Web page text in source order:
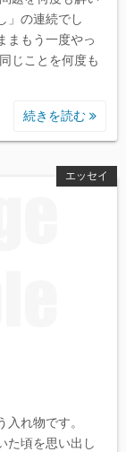
」の連続でし
まもう一度やっ
じことを何度も
続きを読む
エッセイ
入れ物です。
た頃を思い出し